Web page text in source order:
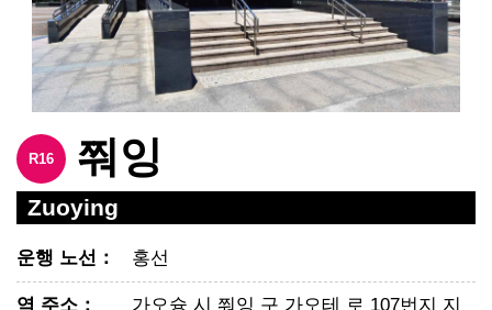
R16 쭤잉
Zuoying
운행 노선 ： 홍선
역 주소 ：
가오슝 시 쭤잉 구 가오테 로 107번지 지